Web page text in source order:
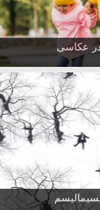
در عکاسی